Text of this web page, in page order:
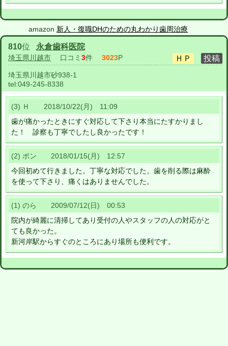
amazon 新人・復職DHのための丸わかり歯周治療
810位 永倉歯科医院
埼玉県川越市 口コミ 3件 3023P
埼玉県川越市砂938-1
tel:049-245-8338
(3) Ｈ 2018/10/22(月) 11:09
歯が痛かったときにすぐ対応して下さり本当にたすかりまし
た！ 診察も丁寧でしたし良かったです！
(2) ポン 2018/01/15(月) 12:57
今回初めて行きました。丁寧な対応でした。歯を削る際は麻酔
を使って下さり、痛くはありませんでした。
(1) のら 2009/07/12(日) 00:53
院内が綺麗に清掃してあり受付の人やスタッフの人の対応がと
ても良かった。
新河岸駅からすぐのところにあり場所も便利です。